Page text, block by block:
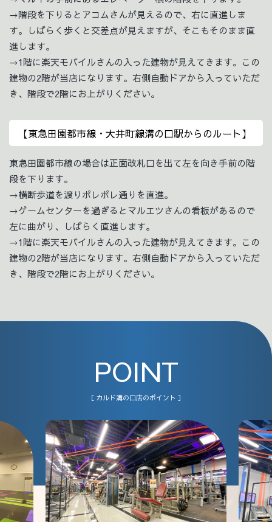
→階段を下りるとアコムさんが見えるので、右に直進しま
す。しばらく歩くと交差点が見えますが、そこもそのまま直
進します。
→1階に楽天モバイルさんの入った建物が見えてきます。この
建物の2階が当店になります。右側自動ドアから入っていただ
き、階段で2階にお上がりください。
【東急田園都市線・大井町線溝の口駅からのルート】
東急田園都市線の場合は正面改札口を出て左を向き手前の階
段を下ります。
→横断歩道を渡りポレポレ通りを直進。
→ゲームセンターを過ぎるとマルエツさんの看板があるので
左に曲がり、しばらく直進します。
→1階に楽天モバイルさんの入った建物が見えてきます。この
建物の2階が当店になります。右側自動ドアから入っていただ
き、階段で2階にお上がりください。
POINT
［ カルド溝の口店のポイント ］